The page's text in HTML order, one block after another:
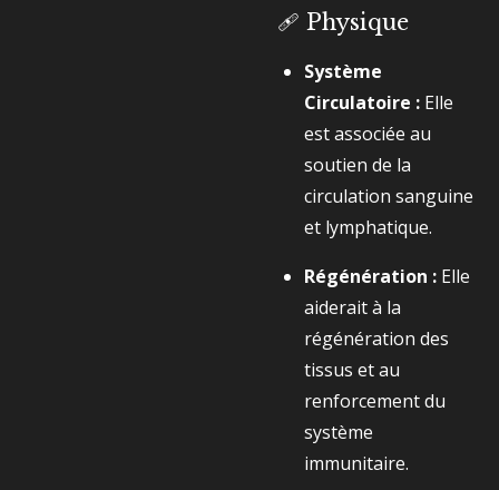
🩹 Physique
Système
Circulatoire : Elle
est associée au
soutien de la
circulation sanguine
et lymphatique.
Régénération : Elle
aiderait à la
régénération des
tissus et au
renforcement du
système
immunitaire.